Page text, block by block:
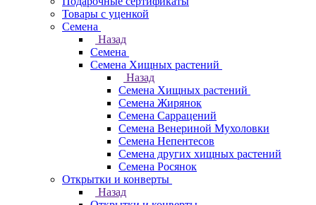
Товары с уценкой
Семена
Назад
Семена
Семена Хищных растений
Назад
Семена Хищных растений
Семена Жирянок
Семена Саррацений
Семена Венериной Мухоловки
Семена Непентесов
Семена других хищных растений
Семена Росянок
Открытки и конверты
Назад